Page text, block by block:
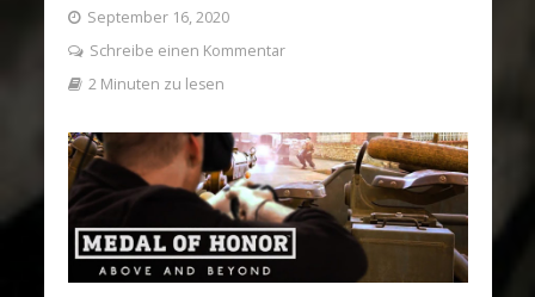
September 16, 2020
Schreibe einen Kommentar
2 Minuten zu lesen